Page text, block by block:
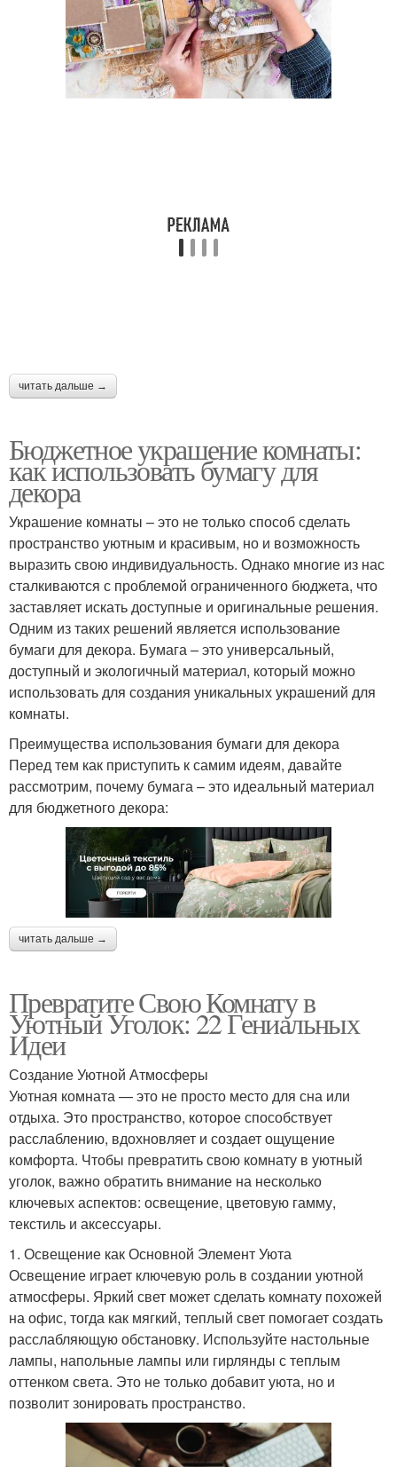
читать дальше →
Бюджетное украшение комнаты:
как использовать бумагу для
декора
Украшение комнаты – это не только способ сделать
пространство уютным и красивым, но и возможность
выразить свою индивидуальность. Однако многие из нас
сталкиваются с проблемой ограниченного бюджета, что
заставляет искать доступные и оригинальные решения.
Одним из таких решений является использование
бумаги для декора. Бумага – это универсальный,
доступный и экологичный материал, который можно
использовать для создания уникальных украшений для
комнаты.
Преимущества использования бумаги для декора
Перед тем как приступить к самим идеям, давайте
рассмотрим, почему бумага – это идеальный материал
для бюджетного декора:
читать дальше →
Превратите Свою Комнату в
Уютный Уголок: 22 Гениальных
Идеи
Создание Уютной Атмосферы
Уютная комната — это не просто место для сна или
отдыха. Это пространство, которое способствует
расслаблению, вдохновляет и создает ощущение
комфорта. Чтобы превратить свою комнату в уютный
уголок, важно обратить внимание на несколько
ключевых аспектов: освещение, цветовую гамму,
текстиль и аксессуары.
1. Освещение как Основной Элемент Уюта
Освещение играет ключевую роль в создании уютной
атмосферы. Яркий свет может сделать комнату похожей
на офис, тогда как мягкий, теплый свет помогает создать
расслабляющую обстановку. Используйте настольные
лампы, напольные лампы или гирлянды с теплым
оттенком света. Это не только добавит уюта, но и
позволит зонировать пространство.